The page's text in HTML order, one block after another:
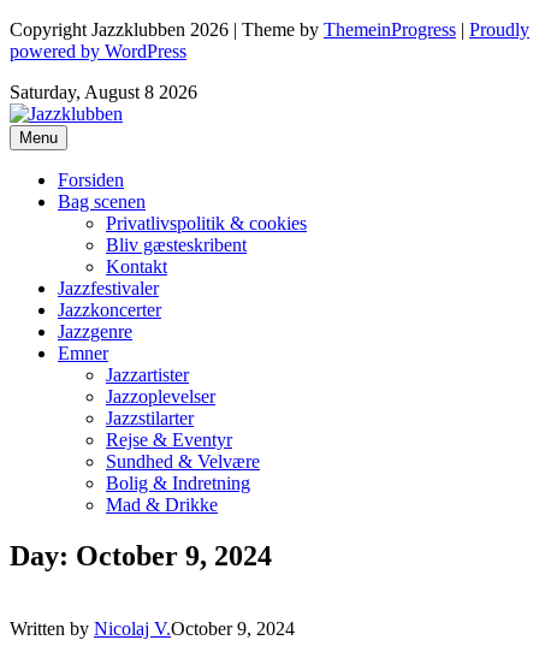
Copyright Jazzklubben 2026 | Theme by ThemeinProgress | Proudly
powered by WordPress
Saturday, August 8 2026
Menu
Forsiden
Bag scenen
Privatlivspolitik & cookies
Bliv gæsteskribent
Kontakt
Jazzfestivaler
Jazzkoncerter
Jazzgenre
Emner
Jazzartister
Jazzoplevelser
Jazzstilarter
Rejse & Eventyr
Sundhed & Velvære
Bolig & Indretning
Mad & Drikke
Day: October 9, 2024
Written by Nicolaj V.October 9, 2024